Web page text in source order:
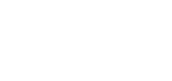
passar både arbetsplatsens